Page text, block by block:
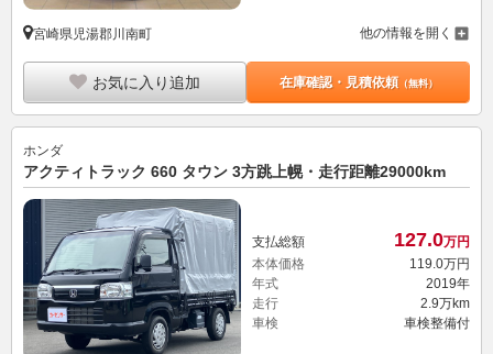
宮崎県児湯郡川南町 他の情報を開く
お気に入り追加 在庫確認・見積依頼（無料）
ホンダ
アクティトラック 660 タウン 3方跳上幌・走行距離29000km
支払総額 127.0万円
本体価格
119.0万円
年式
2019年
走行
2.9万km
車検
車検整備付